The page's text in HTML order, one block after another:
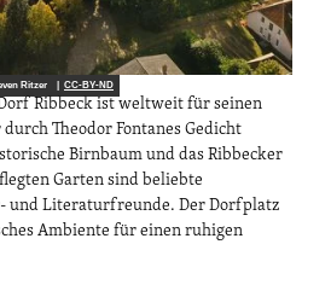
Ritzer | CC-BY-ND
Ribbeck ist weltweit für seinen
Theodor Fontanes Gedicht
Birnbaum und das Ribbecker
Garten sind beliebte
und Literaturfreunde. Der Dorfplatz
Ambiente für einen ruhigen